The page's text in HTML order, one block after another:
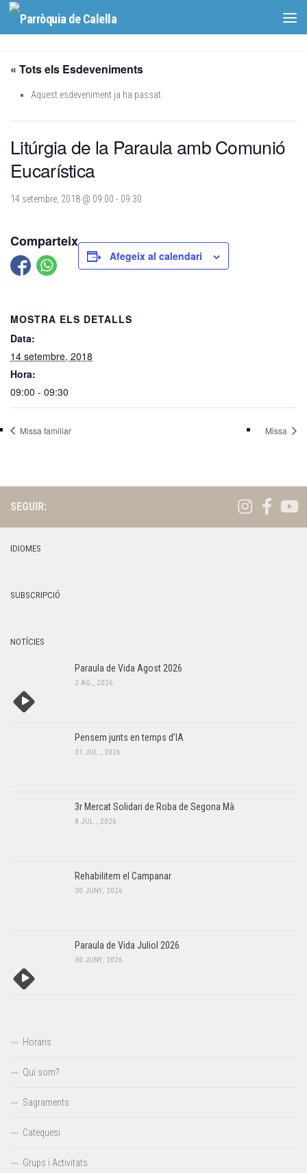
Skip to content
« Tots els Esdeveniments
Aquest esdeveniment ja ha passat.
Litúrgia de la Paraula amb Comunió
Eucarística
14 setembre, 2018 @ 09:00 - 09:30
Comparteix
Afegeix al calendari
MOSTRA ELS DETALLS
Data:
14 setembre, 2018
Hora:
09:00 - 09:30
Missa familiar Missa
SEGUIR:
IDIOMES
SUBSCRIPCIÓ
NOTÍCIES
Paraula de Vida Agost 2026
2 AG., 2026
Pensem junts en temps d’IA
31 JUL., 2026
3r Mercat Solidari de Roba de Segona Mà
8 JUL., 2026
Rehabilitem el Campanar
30 JUNY, 2026
Paraula de Vida Juliol 2026
30 JUNY, 2026
Horaris
Qui som?
Sagraments
Catequesi
Grups i Activitats